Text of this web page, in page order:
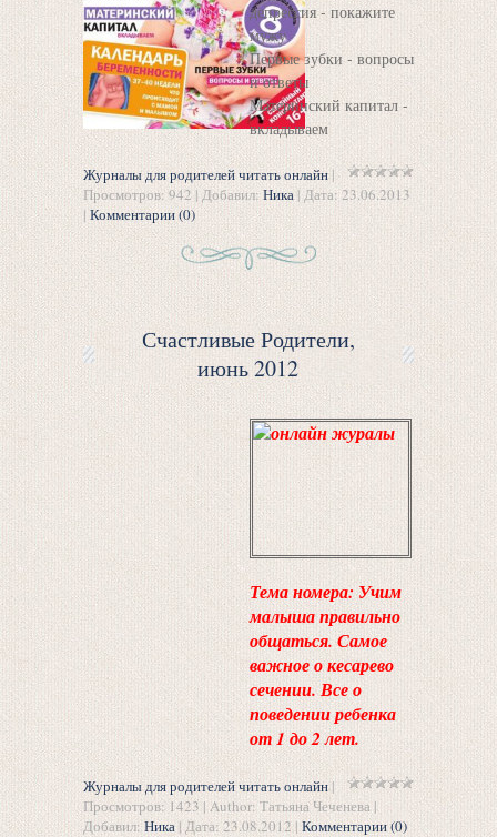
депрессия - покажите
мужу
Первые зубки - вопросы
и ответы
Материнский капитал -
вкладываем
Журналы для родителей читать онлайн|
Просмотров: 942 | Добавил: Ника | Дата: 23.06.2013
| Комментарии (0)
Счастливые Родители,
июнь 2012
Тема номера: Учим
малыша правильно
общаться. Самое
важное о кесарево
сечении. Все о
поведении ребенка
от 1 до 2 лет.
Журналы для родителей читать онлайн |
Просмотров: 1423 | Author: Татьяна Чеченева |
Добавил: Ника | Дата: 23.08.2012 | Комментарии (0)